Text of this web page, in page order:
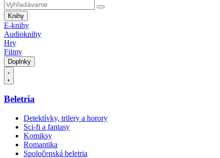
Knihy
E-knihy
Audioknihy
Hry
Filmy
Doplnky
Beletria
Detektívky, trilery a horory
Sci-fi a fantasy
Komiksy
Romantika
Spoločenská beletria